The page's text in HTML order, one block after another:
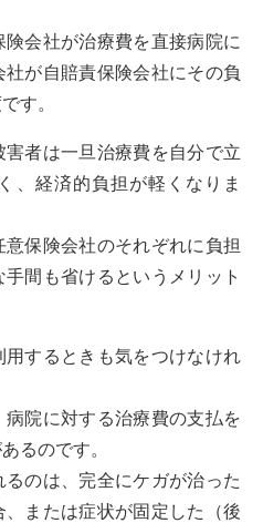
険会社が治療費を直接病院に
が自賠責保険会社にその負
す。
者は一旦治療費を自分で立
、経済的負担が軽くなりま
保険会社のそれぞれに負担
間も省けるというメリット
用するときも気をつけなけれ
院に対する治療費の支払を
るのです。
のは、完全にケガが治った
または症状が固定した（後